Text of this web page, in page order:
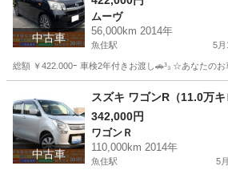
中古車
ムーヴ
56,000km 2014年
魚住駅 5月
総額 ￥422.000ｰ 車検2年付きお渡し🚗³₃ ☆あなたの
魚住駅 ムーヴ ブラッ
中古車
スズキ ワゴンR（11.0万キ
342,000円
ワゴンＲ
110,000km 2014年
魚住駅 5